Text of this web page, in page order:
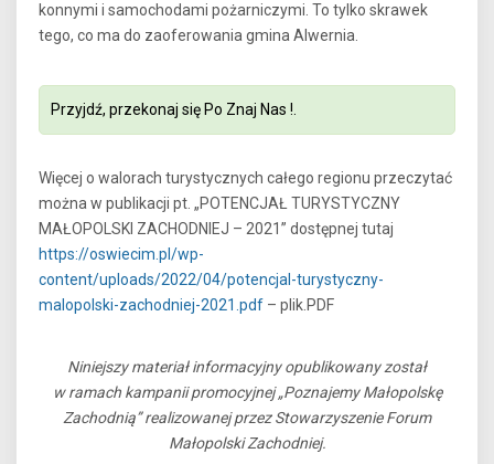
konnymi i samochodami pożarniczymi. To tylko skrawek
tego, co ma do zaoferowania gmina Alwernia.
Przyjdź, przekonaj się Po Znaj Nas !.
Więcej o walorach turystycznych całego regionu przeczytać
można w publikacji pt. „POTENCJAŁ TURYSTYCZNY
MAŁOPOLSKI ZACHODNIEJ – 2021” dostępnej tutaj
https://oswiecim.pl/wp-
content/uploads/2022/04/potencjal-turystyczny-
malopolski-zachodniej-2021.pdf – plik.PDF
Niniejszy materiał informacyjny opublikowany został
w ramach kampanii promocyjnej „Poznajemy Małopolskę
Zachodnią” realizowanej przez Stowarzyszenie Forum
Małopolski Zachodniej.